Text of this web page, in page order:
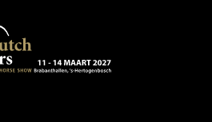
13 - 16 MAART 2024